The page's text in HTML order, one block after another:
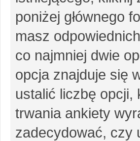
poniżej głównego
masz
co najmniej dwie
opcja znajduje się
ustalić liczbę
trwania ankiety
zadecydować, czy